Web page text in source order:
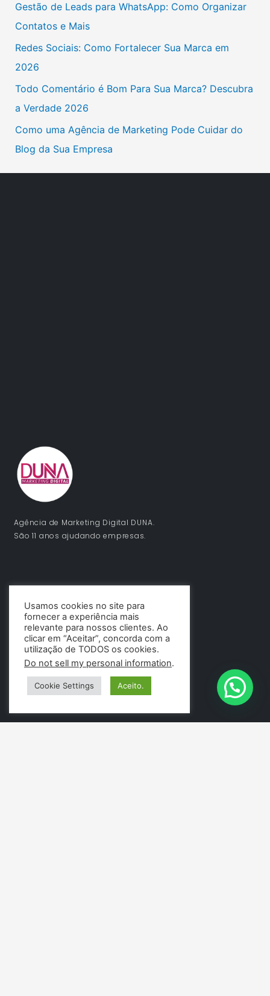
a
r
p
o
r
:
Gestão de Leads para WhatsApp: Como Organizar
Contatos e Mais
Redes Sociais: Como Fortalecer Sua Marca em
2026
Todo Comentário é Bom Para Sua Marca? Descubra
a Verdade 2026
Como uma Agência de Marketing Pode Cuidar do
Blog da Sua Empresa
Agência de Marketing Digital DUNA.
São 11 anos ajudando empresas.
Usamos cookies no site para
fornecer a experiência mais
relevante para nossos clientes. Ao
clicar em “Aceitar”, concorda com a
utilização de TODOS os cookies.
Do not sell my personal information.
Cookie Settings Aceito.